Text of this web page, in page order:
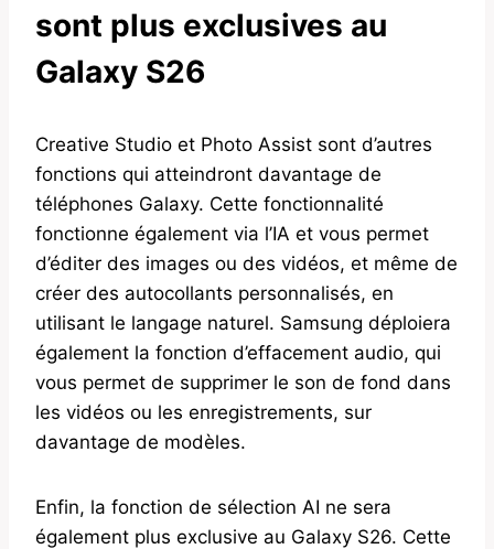
sont plus exclusives au
Galaxy S26
Creative Studio et Photo Assist sont d’autres
fonctions qui atteindront davantage de
téléphones Galaxy. Cette fonctionnalité
fonctionne également via l’IA et vous permet
d’éditer des images ou des vidéos, et même de
créer des autocollants personnalisés, en
utilisant le langage naturel. Samsung déploiera
également la fonction d’effacement audio, qui
vous permet de supprimer le son de fond dans
les vidéos ou les enregistrements, sur
davantage de modèles.
Enfin, la fonction de sélection AI ne sera
également plus exclusive au Galaxy S26. Cette